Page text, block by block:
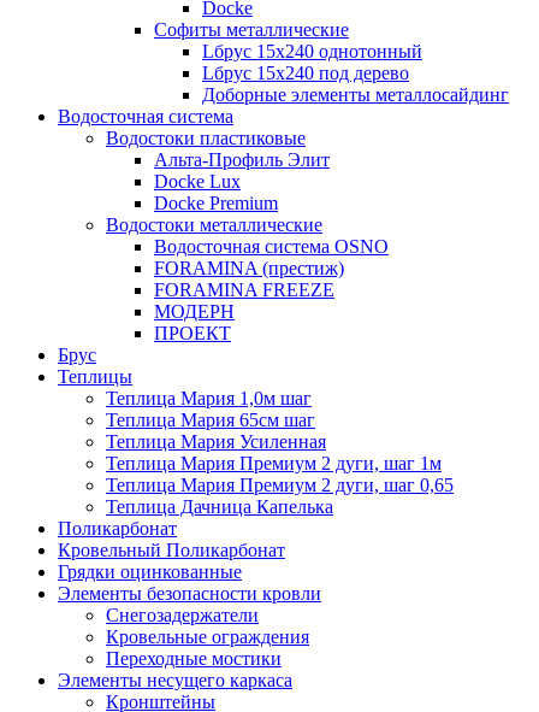
Docke
Софиты металлические
Lбрус 15x240 однотонный
Lбрус 15x240 под дерево
Доборные элементы металлосайдинг
Водосточная система
Водостоки пластиковые
Альта-Профиль Элит
Docke Lux
Docke Premium
Водостоки металлические
Водосточная система OSNO
FORAMINA (престиж)
FORAMINA FREEZE
МОДЕРН
ПРОЕКТ
Брус
Теплицы
Теплица Мария 1,0м шаг
Теплица Мария 65см шаг
Теплица Мария Усиленная
Теплица Мария Премиум 2 дуги, шаг 1м
Теплица Мария Премиум 2 дуги, шаг 0,65
Теплица Дачница Капелька
Поликарбонат
Кровельный Поликарбонат
Грядки оцинкованные
Элементы безопасности кровли
Снегозадержатели
Кровельные ограждения
Переходные мостики
Элементы несущего каркаса
Кронштейны